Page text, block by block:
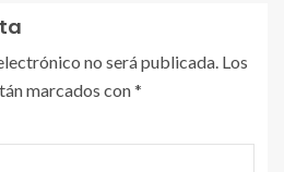
no será publicada. Los
marcados con*